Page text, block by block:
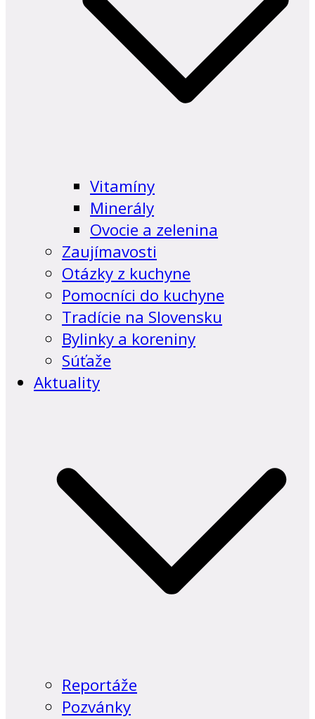
Vitamíny
Minerály
Ovocie a zelenina
Zaujímavosti
Otázky z kuchyne
Pomocníci do kuchyne
Tradície na Slovensku
Bylinky a koreniny
Súťaže
Aktuality
Reportáže
Pozvánky